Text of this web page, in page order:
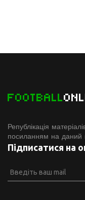
FOOTBALL
Републікація
посиланням на даний
Підписатися на